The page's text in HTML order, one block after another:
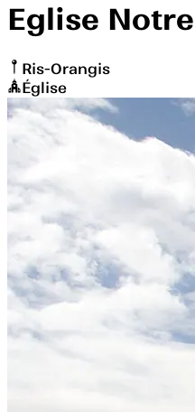
Eglise
Ris-Orangis
Église